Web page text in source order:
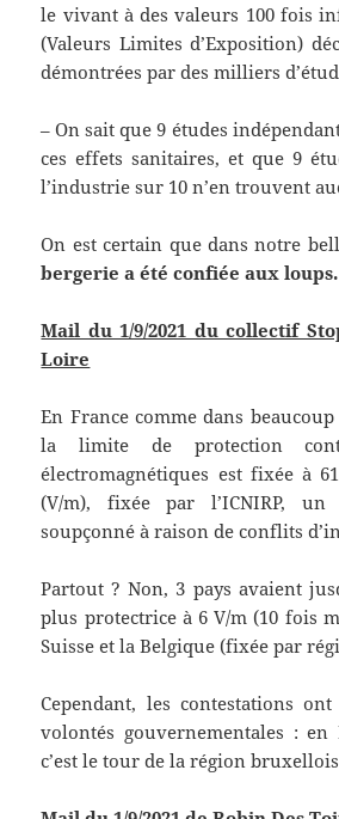
le vivant à des valeurs 100 fois
(Valeurs Limites d’Exposition)
démontrées par des milliers
– On sait que 9 études
ces effets sanitaires, et que 9
l’industrie sur 10 n’en trouvent
On est certain que dans notre
bergerie a été confiée aux loups.
Mail du 1/9/2021 du collectif
Loire
En France comme dans beaucoup
la limite de protection
électromagnétiques est fixée à
(V/m), fixée par l’ICNIRP, un
soupçonné à raison de conflits
Partout ? Non, 3 pays avaient
plus protectrice à 6 V/m (10 fois
Suisse et la Belgique (fixée par
Cependant, les contestations
volontés gouvernementales : en
c’est le tour de la région